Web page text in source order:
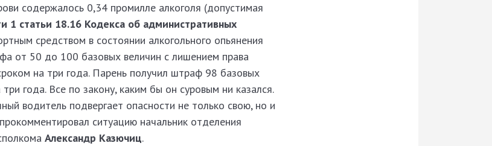
содержалось 0,34 промилле алкоголя (допустимая
1 статьи 18.16 Кодекса об административных
средством в состоянии алкогольного опьянения
от 50 до 100 базовых величин с лишением права
на три года. Парень получил штраф 98 базовых
года. Все по закону, каким бы он суровым ни казался.
водитель подвергает опасности не только свою, но и
ситуацию начальник отделения
Александр Казючиц.